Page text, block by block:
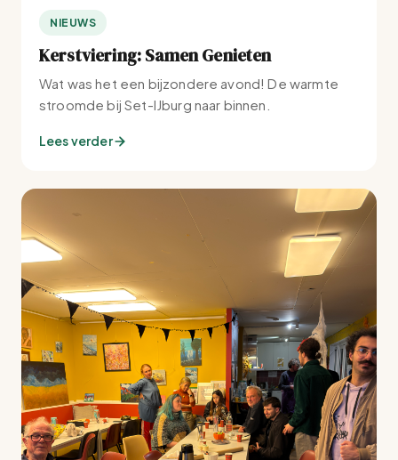
NIEUWS
Kerstviering: Samen Genieten
Wat was het een bijzondere avond! De warmte
stroomde bij Set-IJburg naar binnen.
Lees verder